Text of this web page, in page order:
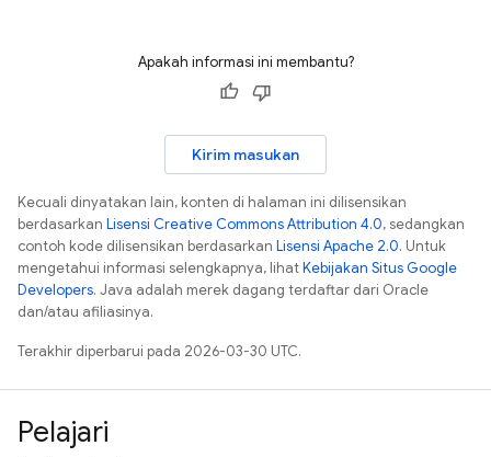
Apakah informasi ini membantu?
Kirim masukan
Kecuali dinyatakan lain, konten di halaman ini dilisensikan
berdasarkan Lisensi Creative Commons Attribution 4.0, sedangkan
contoh kode dilisensikan berdasarkan Lisensi Apache 2.0. Untuk
mengetahui informasi selengkapnya, lihatKebijakan Situs Google
Developers. Java adalah merek dagang terdaftar dari Oracle
dan/atau afiliasinya.
Terakhir diperbarui pada 2026-03-30 UTC.
Pelajari